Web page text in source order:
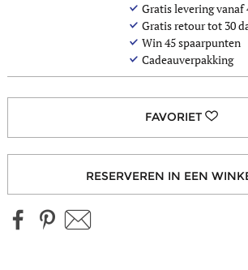
Gratis levering vanaf
Gratis retour tot 30
Win45spaarpunten
Cadeauverpakking
RESERVEREN IN EEN